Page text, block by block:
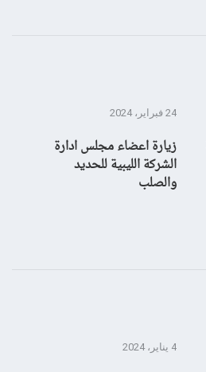
24 فبراير، 2024
زيارة اعضاء مجلس ادارة
الشركة الليبية للحديد
والصلب
4 يناير، 2024